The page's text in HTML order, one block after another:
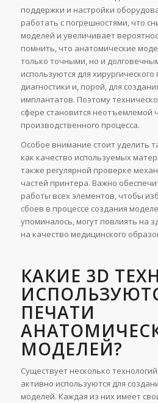
поддержки и настройки
работать с погрешностями, что
моделей и увеличивает
помнить, что анатомические
только точными, но и
используются для
диагностики и, порой, для
имплантатов. Поэтому
сфере становится неотъемлемой
производственного процесса.
Особое внимание стоит уделить
как качество используемых
также регулярной проверке
частей принтера. Важно
работы всех элементов, чтобы
сбоев в процессе создания
упоминалось, могут повлиять на
на качество медицинского
КАКИЕ 3D
ПЕЧАТИ
МОДЕЛЕЙ?
Существует несколько
активно используются для
моделей. Каждая из них имеет